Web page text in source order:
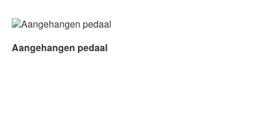
Aangehangen pedaal